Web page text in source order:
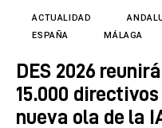
ACTUALIDAD
ESPAÑA
MÁLAGA
DES 2026
15.000
nueva ola de la